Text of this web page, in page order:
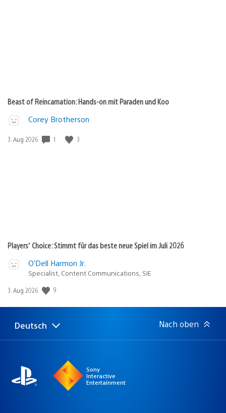
Beast of Reincarnation: Hands-on mit Paraden und Koo
Corey Brotherson
Veröffentlichungsdatum:
3. Aug 2026 1 3
Players’ Choice: Stimmt für das beste neue Spiel im Juli 2026
O’Dell Harmon Jr.
Specialist, Content Communications, SIE
Veröffentlichungsdatum:
3. Aug 2026 9
Select
Aktuelle
Deutsch Nach oben
Sony
Interactive
Entertainment